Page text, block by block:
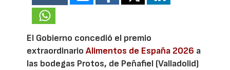
El Gobierno concedió el premio
extraordinarioAlimentos de España 2026 a
las bodegas Protos, de Peñafiel (Valladolid)